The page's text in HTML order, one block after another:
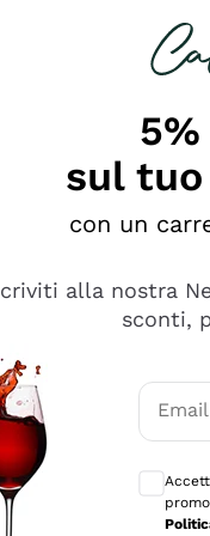
diversi e
sul
con un
alla nostra
sconti,
Email